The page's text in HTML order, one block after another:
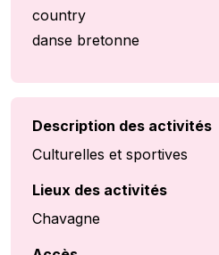
country
danse bretonne
Description des activités
Culturelles et sportives
Lieux des activités
Chavagne